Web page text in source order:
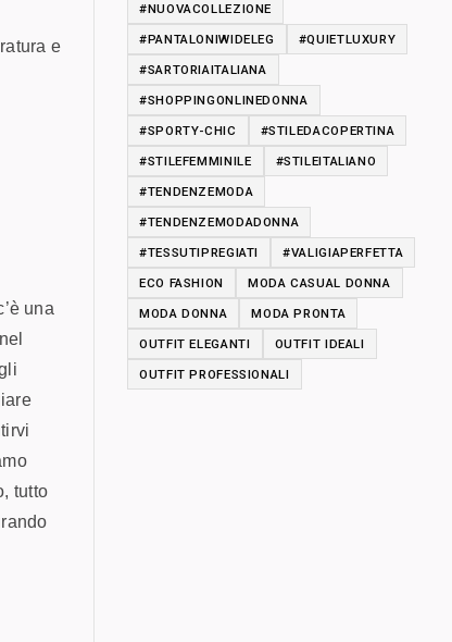
e
una
tutto
#NUOVACOLLEZIONE
#PANTALONIWIDELEG
#QUIETLUXURY
#SARTORIAITALIANA
#SHOPPINGONLINEDONNA
#SPORTY-CHIC
#STILEDACOPERTINA
#STILEFEMMINILE
#STILEITALIANO
#TENDENZEMODA
#TENDENZEMODADONNA
#TESSUTIPREGIATI
#VALIGIAPERFETTA
ECO FASHION
MODA CASUAL DONNA
MODA DONNA
MODA PRONTA
OUTFIT ELEGANTI
OUTFIT IDEALI
OUTFIT PROFESSIONALI